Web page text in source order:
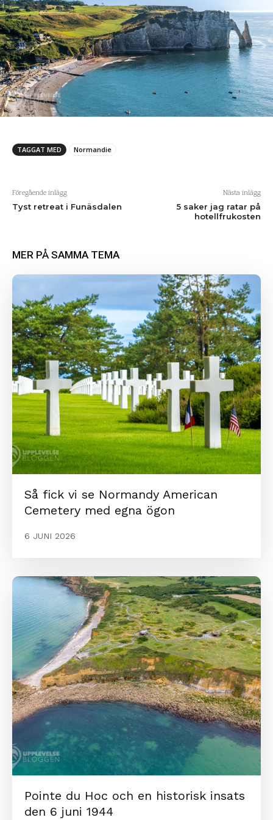
TAGGAT MED Normandie
Föregående inlägg
Tyst retreat i Funäsdalen
Nästa inlägg
5 saker jag ratar på
hotellfrukosten
MER PÅ SAMMA TEMA
Så fick vi se Normandy American
Cemetery med egna ögon
6 JUNI 2026
Pointe du Hoc och en historisk insats
den 6 juni 1944